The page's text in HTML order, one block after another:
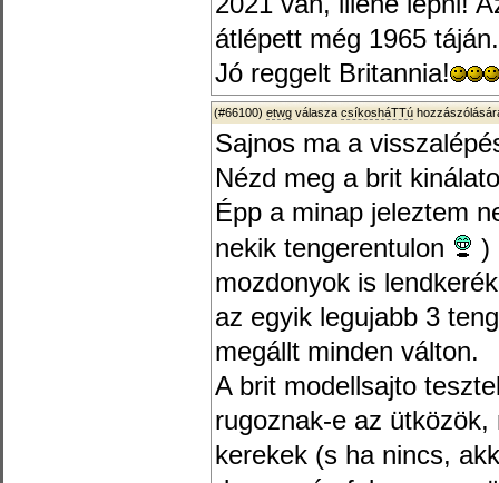
átlépett még 1965
Jó reggelt Britannia!
(#66100) etwg válasza csíkosháTTú
Sajnos ma a
Nézd meg a brit
Épp a minap jeleztem
nekik tengerentulon
)
mozdonyok is
az egyik legujabb 3
megállt minden válton.
A brit modellsajto
rugoznak-e az
kerekek (s ha nincs,